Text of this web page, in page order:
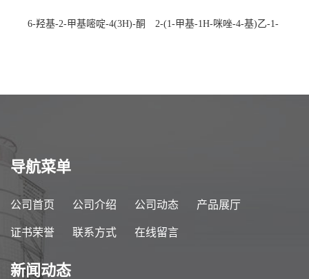
6-羟基-2-甲基嘧啶-4(3H)-酮
2-(1-甲基-1H-咪唑-4-基)乙-1-
导航菜单
公司首页 公司介绍 公司动态 产品展厅
证书荣誉 联系方式 在线留言
新闻动态